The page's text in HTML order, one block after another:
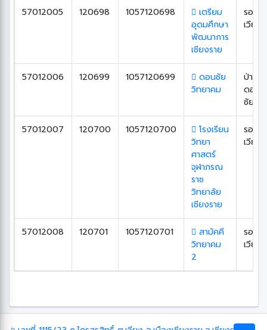
57012005 120698 1057120698
เตรียม
อุดมศึกษา
พัฒนาการ
เชียงราย
รอบ
เวียง
57012006 120699 1057120699
ดอนชัย
วิทยาคม
ป่าอ้อ
ดอน
ชัย
57012007 120700 1057120700
โรงเรียน
วิทยา
ศาสตร์
จุฬาภรณ
ราช
วิทยาลัย
เชียงราย
รอบ
เวียง
57012008 120701 1057120701
สามัคคี
วิทยาคม
2
รอบ
เวียง